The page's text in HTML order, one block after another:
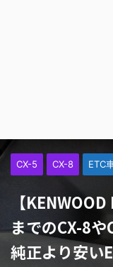
CX-5 CX-8 ETC
【
までのCX-8や
純正より安い